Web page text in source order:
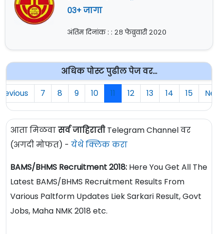
०३+ जागा
अंतिम दिनांक : : २८ फेब्रुवारी २०२०
अधिक पोस्ट पुढील पेज वर...
7 8 9 10 11 12 13 14 15
आता मिळवासर्व जाहिरातीTelegram Channel वर
(अगदी मोफत) - येथे क्लिक करा
BAMS/BHMS Recruitment 2018: Here You Get All The
Latest BAMS/BHMS Recruitment Results From
Various Paltform Updates Liek Sarkari Result, Govt
Jobs, Maha NMK 2018 etc.